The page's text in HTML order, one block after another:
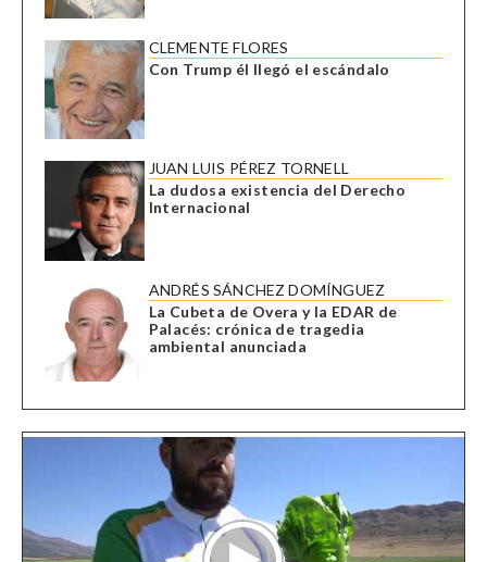
CLEMENTE FLORES
Con Trump él llegó el escándalo
JUAN LUIS PÉREZ TORNELL
La dudosa existencia del Derecho
Internacional
ANDRÉS SÁNCHEZ DOMÍNGUEZ
La Cubeta de Overa y la EDAR de
Palacés: crónica de tragedia
ambiental anunciada